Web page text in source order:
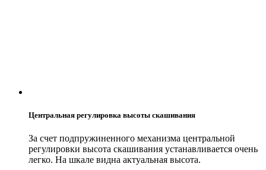
Центральная регулировка высоты скашивания
За счет подпружиненного механизма центральной
регулировки высота скашивания устанавливается очень
легко. На шкале видна актуальная высота.